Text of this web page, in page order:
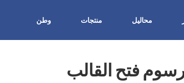
وطن منتجات محاليل
فتح القالب